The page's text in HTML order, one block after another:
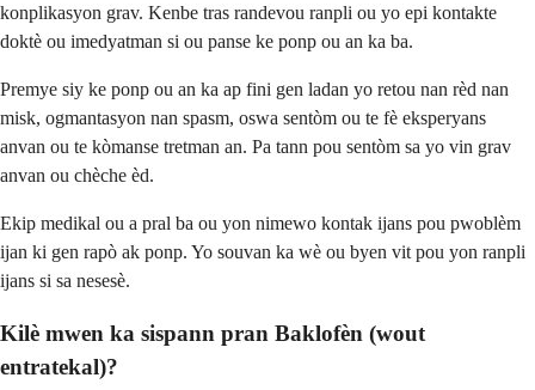
konplikasyon grav. Kenbe tras randevou ranpli ou yo epi kontakte
doktè ou imedyatman si ou panse ke ponp ou an ka ba.
Premye siy ke ponp ou an ka ap fini gen ladan yo retou nan rèd nan
misk, ogmantasyon nan spasm, oswa sentòm ou te fè eksperyans
anvan ou te kòmanse tretman an. Pa tann pou sentòm sa yo vin grav
anvan ou chèche èd.
Ekip medikal ou a pral ba ou yon nimewo kontak ijans pou pwoblèm
ijan ki gen rapò ak ponp. Yo souvan ka wè ou byen vit pou yon ranpli
ijans si sa nesesè.
Kilè mwen ka sispann pran Baklofèn (wout
entratekal)?